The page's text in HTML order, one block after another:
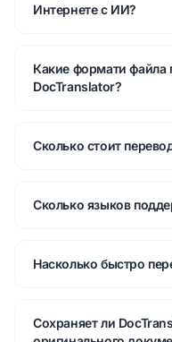
Интернете с ИИ?
Какие формати
DocTranslator?
Сколько стоит
Сколько языков
Насколько быстро
Сохраняет ли